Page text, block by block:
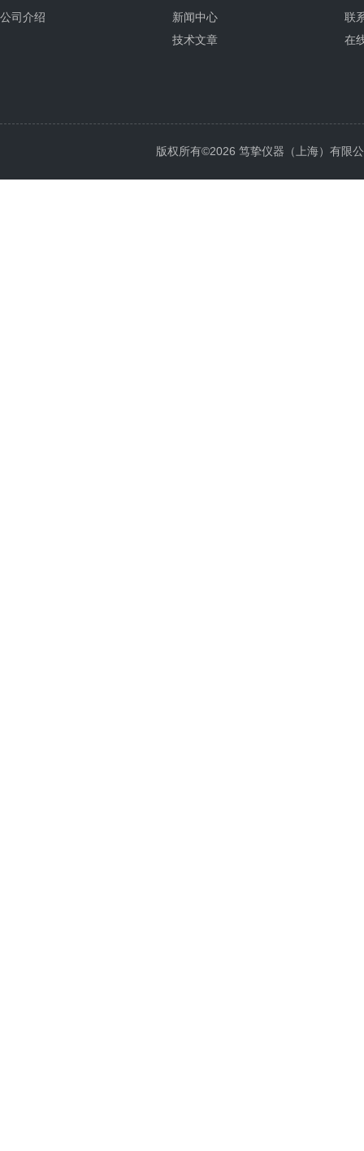
公司介绍
新闻中心
技术文章
联
在
版权所有©2026 笃挚仪器（上海）有限